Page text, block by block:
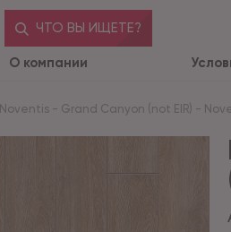
ЧТО ВЫ ИЩЕТЕ?
О компании
Noventis - Grand Canyon (not EIR) -